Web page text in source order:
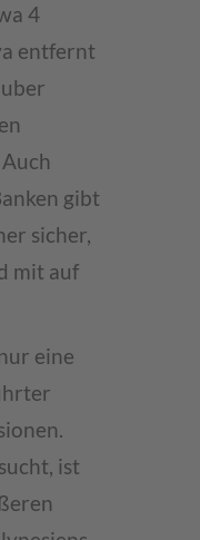
4
entfernt
gibt
sicher,
mit auf
eine
ist